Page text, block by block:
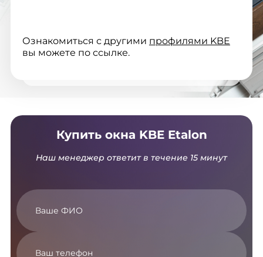
Ознакомиться с другими профилями KBE
вы можете по ссылке.
Купить окна KBE Etalon
Наш менеджер ответит в течение 15 минут